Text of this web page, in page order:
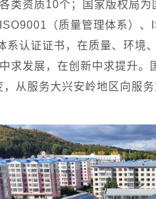
类资质10个；国家版权局
（质量管理体系）
系认证证书，在质量、环境
求发展，在创新中求提升。
，从服务大兴安岭地区向